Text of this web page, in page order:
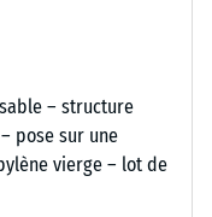
– structure
pose sur une
vierge – lot de